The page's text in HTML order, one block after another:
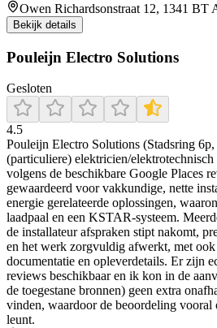
Owen Richardsonstraat 12, 1341 BT
Bekijk details
Pouleijn Electro Solutions
Gesloten
4.5
Pouleijn Electro Solutions (Stadsring
(particuliere) elektricien/
volgens de beschikbare Google Places
gewaardeerd voor vakkundige, nette
energie gerelateerde oplossingen,
laadpaal en een KSTAR-systeem.
de installateur afspraken stipt nakomt,
en het werk zorgvuldig afwerkt, met
documentatie en opleverdetails. Er zijn
reviews beschikbaar en ik kon in de
de toegestane bronnen) geen extra
vinden, waardoor de beoordeling vooral
leunt.